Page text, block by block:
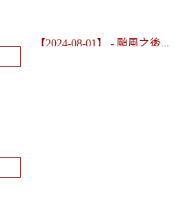
【2024-08-01】 - 颱風之後...